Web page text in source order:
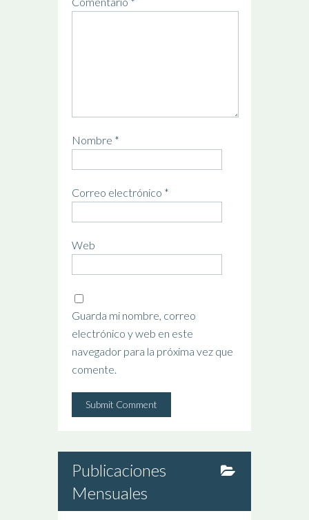
Nombre *
Correo electrónico *
Web
Guarda mi nombre, correo
electrónico y web en este
navegador para la próxima vez que
comente.
Publicaciones
Mensuales